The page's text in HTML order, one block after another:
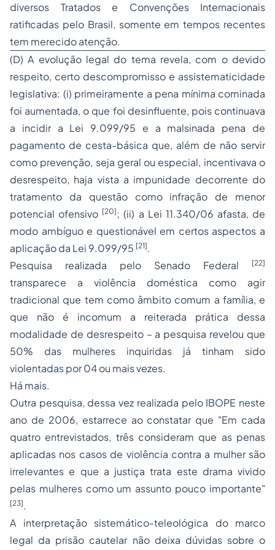
diversos Tratados e Convenções Internacionais
ratificadas pelo Brasil, somente em tempos recentes
tem merecido atenção.
(D) A evolução legal do tema revela, com o devido
respeito, certo descompromisso e assistematicidade
legislativa: (i) primeiramente a pena mínima cominada
foi aumentada, o que foi desinfluente, pois continuava
a incidir a Lei 9.099/95 e a malsinada pena de
pagamento de cesta-básica que, além de não servir
como prevenção, seja geral ou especial, incentivava o
desrespeito, haja vista a impunidade decorrente do
tratamento da questão como infração de menor
potencial ofensivo [20] ; (ii) a Lei 11.340/06 afasta, de
modo ambíguo e questionável em certos aspectos a
aplicação da Lei 9.099/95 [21].
Pesquisa realizada pelo Senado Federal [22]
transparece a violência doméstica como agir
tradicional que tem como âmbito comum a família, e
que não é incomum a reiterada prática dessa
modalidade de desrespeito – a pesquisa revelou que
50% das mulheres inquiridas já tinham sido
violentadas por 04 ou mais vezes.
Há mais.
Outra pesquisa, dessa vez realizada pelo IBOPE neste
ano de 2006, estarrece ao constatar que "Em cada
quatro entrevistados, três consideram que as penas
aplicadas nos casos de violência contra a mulher são
irrelevantes e que a justiça trata este drama vivido
pelas mulheres como um assunto pouco importante"
[23].
A interpretação sistemático-teleológica do marco
legal da prisão cautelar não deixa dúvidas sobre o